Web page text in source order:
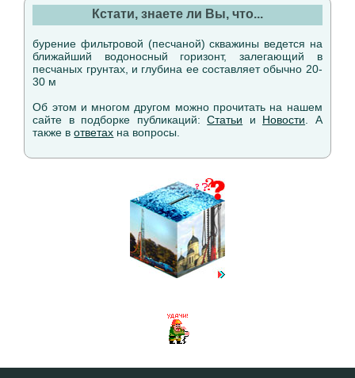
Кстати, знаете ли Вы, что...
бурение фильтровой (песчаной) скважины ведется на
ближайший водоносный горизонт, залегающий в
песчаных грунтах, и глубина ее составляет обычно 20-
30 м
Об этом и многом другом можно прочитать на нашем
сайте в подборке публикаций:Статьи и Новости . А
также вответах на вопросы.